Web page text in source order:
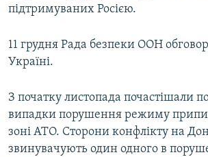
підтримуваних Росією.
11 грудня Рада безпеки ООН
Україні.
З початку листопада почастішали
випадки порушення режиму
зоні АТО. Сторони конфлікту на
звинувачують один одного в